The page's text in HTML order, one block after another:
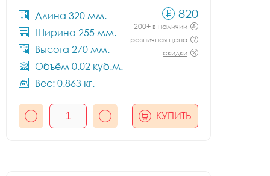
Длина 320 мм.
Ширина 255 мм.
Высота 270 мм.
Объём 0.02 куб.м.
Вес: 0.863 кг.
820
200+ в наличии
розничная цена
скидки
КУПИТЬ